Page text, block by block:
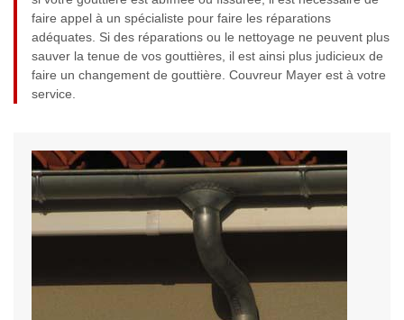
faire appel à un spécialiste pour faire les réparations
adéquates. Si des réparations ou le nettoyage ne peuvent plus
sauver la tenue de vos gouttières, il est ainsi plus judicieux de
faire un changement de gouttière. Couvreur Mayer est à votre
service.